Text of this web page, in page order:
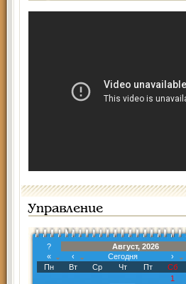
Управление
?
Август, 2026
«
‹ Сегодня ›
Пн
Вт Ср Чт Пт Сб
1